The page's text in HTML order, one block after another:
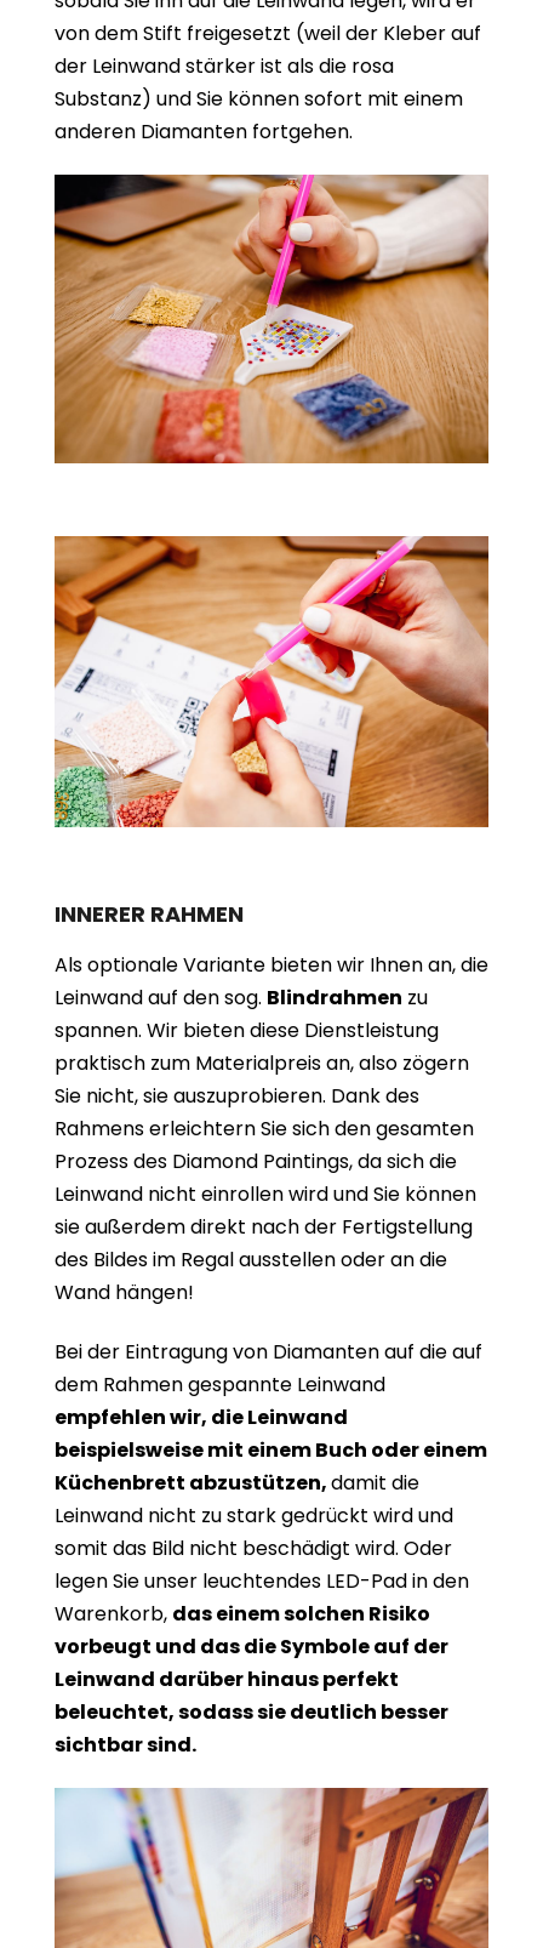
von dem Stift freigesetzt (weil der Kleber auf
der Leinwand stärker ist als die rosa
Substanz) und Sie können sofort mit einem
anderen Diamanten fortgehen.
INNERER RAHMEN
Als optionale Variante bieten wir Ihnen an, die
Leinwand auf den sog. Blindrahmen zu
spannen. Wir bieten diese Dienstleistung
praktisch zum Materialpreis an, also zögern
Sie nicht, sie auszuprobieren. Dank des
Rahmens erleichtern Sie sich den gesamten
Prozess des Diamond Paintings, da sich die
Leinwand nicht einrollen wird und Sie können
sie außerdem direkt nach der Fertigstellung
des Bildes im Regal ausstellen oder an die
Wand hängen!
Bei der Eintragung von Diamanten auf die auf
dem Rahmen gespannte Leinwand
empfehlen wir, die Leinwand
beispielsweise mit einem Buch oder einem
Küchenbrett abzustützen,damit die
Leinwand nicht zu stark gedrückt wird und
somit das Bild nicht beschädigt wird. Oder
legen Sie unser leuchtendes LED-Pad in den
Warenkorb, das einem solchen Risiko
vorbeugt und das die Symbole auf der
Leinwand darüber hinaus perfekt
beleuchtet, sodass sie deutlich besser
sichtbar sind.